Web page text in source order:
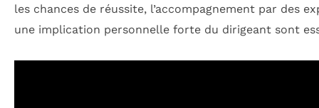
les chances de réussite, l’accompagnement par des
une implication personnelle forte du dirigeant sont